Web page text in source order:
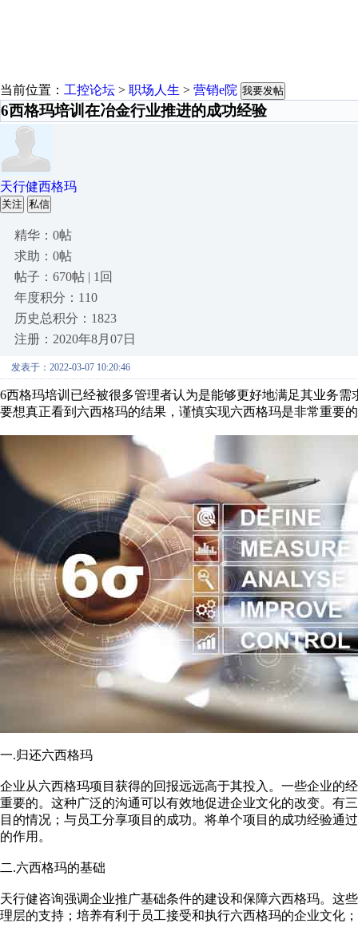
当前位置： 工控论坛 > 职场人生 > 营销e院 我要发帖
6西格玛培训在冶金行业推进的成功经验
天行健西格玛
关注 私信
精华：0帖
求助：0帖
帖子：670帖 | 1回
年度积分：110
历史总积分：1823
注册：2020年8月07日
发表于：2022-03-07 10:20:46
6西格玛培训已经被很多管理者认为是能够更好地满足其业务
要想真正看到六西格玛的结果，谨慎实现六西格玛是非常重要
一.归还六西格玛
企业从六西格玛项目获得的回报远远高于其投入。一些企业的
重要的。这种广泛的沟通可以有效地促进企业文化的改变。有
目的情况；与员工分享项目的成功。将单个项目的成功经验通
的作用。
二.六西格玛的基础
天行健咨询强调企业推广基础条件的建设和保障六西格玛。这
理层的支持；培养有利于员工接受和执行六西格玛的企业文化